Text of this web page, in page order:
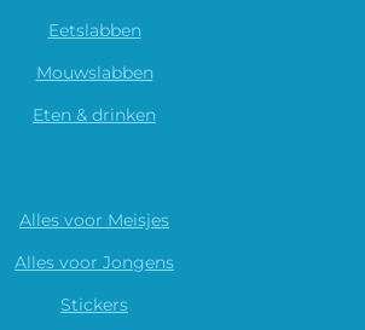
Eetslabben
Mouwslabben
Eten & drinken
Alles voor Meisjes
Alles voor Jongens
Stickers